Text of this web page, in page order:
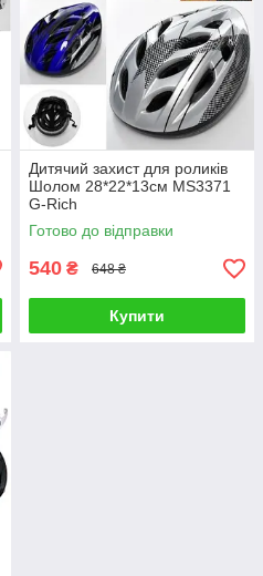
Дитячий захист для роликів
Шолом 28*22*13см MS3371
G-Rich
Готово до відправки
540 ₴ 648 ₴
Купити